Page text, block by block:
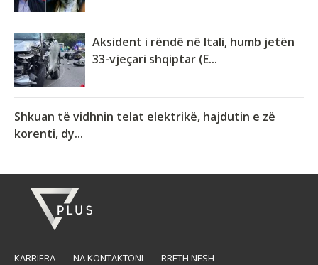
Aksident i rëndë në Itali, humb jetën
33-vjeçari shqiptar (E...
Shkuan të vidhnin telat elektrikë, hajdutin e zë
korenti, dy...
KARRIERA NA KONTAKTONI RRETH NESH